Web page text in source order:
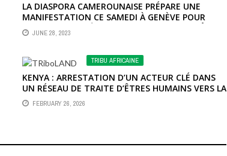
LA DIASPORA CAMEROUNAISE PRÉPARE UNE
MANIFESTATION CE SAMEDI À GENÈVE POUR
DEMANDER LE DÉPART DE PAUL BIYA DE L’HÔTEL
INTERCONTINENTAL
JUNE 28, 2023
TRIBU AFRICAINE
KENYA : ARRESTATION D’UN ACTEUR CLÉ DANS
UN RÉSEAU DE TRAITE D’ÊTRES HUMAINS VERS LA
RUSSIE
FEBRUARY 26, 2026